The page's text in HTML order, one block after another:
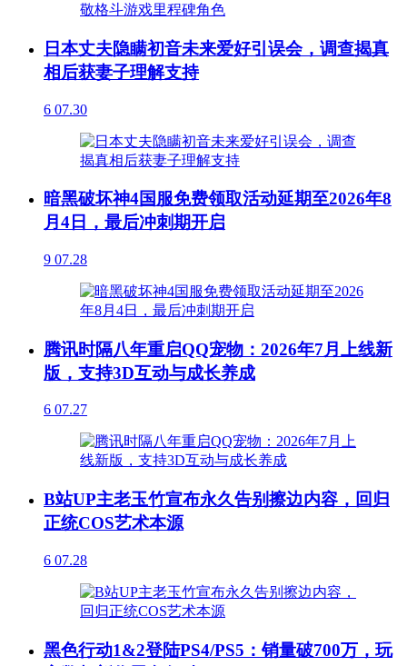
日本丈夫隐瞒初音未来爱好引误会，调查揭真
相后获妻子理解支持
6 07.30
暗黑破坏神4国服免费领取活动延期至2026年8
月4日，最后冲刺期开启
9 07.28
腾讯时隔八年重启QQ宠物：2026年7月上线新
版，支持3D互动与成长养成
6 07.27
B站UP主老玉竹宣布永久告别擦边内容，回归
正统COS艺术本源
6 07.28
黑色行动1&2登陆PS4/PS5：销量破700万，玩